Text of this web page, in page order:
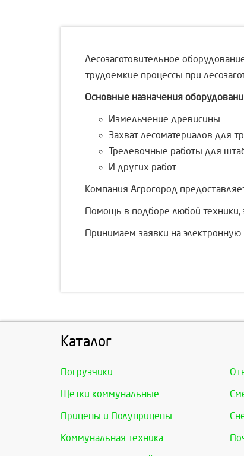
Лесозаготовительное
трудоемкие процессы при
Основные назначения
Измельчение древисины
Захват лесоматериалов для
Трелевочные работы для
И других работ
Компания Агрогород
Помощь в подборе любой техники,
Принимаем заявки на электронную
Каталог
Погрузчики
Щетки коммунальные
Прицепы и Полуприцепы
Коммунальная техника